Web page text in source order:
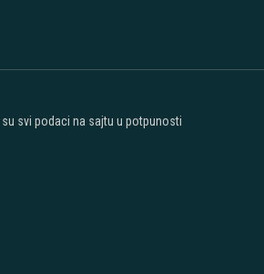
svi podaci na sajtu u potpunosti